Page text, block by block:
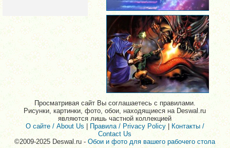
Просматривая сайт Вы соглашаетесь с правилами.
Рисунки, картинки, фото, обои, находящиеся на Deswal.ru
являются лишь частной коллекцией
О сайте / About Us
Правила / Privacy Policy
Контакты /
Contact Us
©2009-2025 Deswal.ru -Обои и фото для вашего рабочего стола